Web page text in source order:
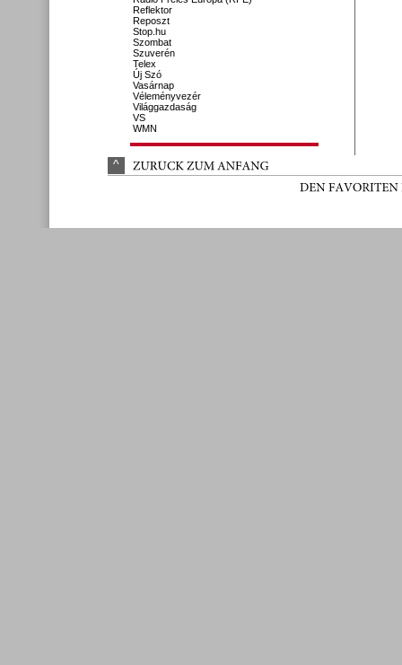
Reflektor
Reposzt
Stop.hu
Szombat
Szuverén
Telex
Új Szó
Vasárnap
Véleményvezér
Világgazdaság
VS
WMN
^ ZURÜCK ZUM ANFANG
DEN FAVORITEN